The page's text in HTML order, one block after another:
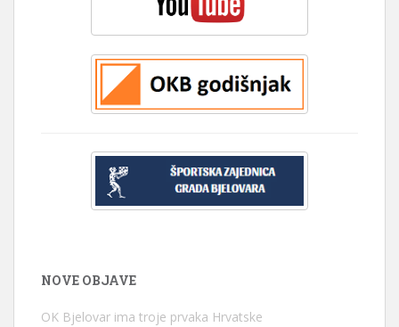
NOVE OBJAVE
OK Bjelovar ima troje prvaka Hrvatske